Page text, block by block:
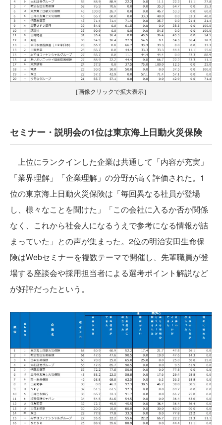
［画像クリックで拡大表示］
セミナー・説明会の1位は東京海上日動火災保険
上位にランクインした企業は共通して「内容が充実」
「業界理解」「企業理解」の分野が高く評価された。1
位の東京海上日動火災保険は「毎回異なる社員が登場
し、様々なことを聞けた」「この会社に入るか否か関係
なく、これから社会人になるうえで参考になる情報が詰
まっていた」との声が集まった。2位の明治安田生命保
険はWebセミナーを複数テーマで開催し、先輩職員が登
場する座談会や採用担当者による選考ポイント解説など
が好評だったという。